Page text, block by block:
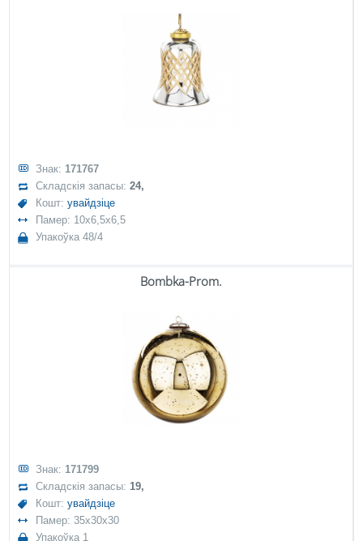
Знак: 171767
Складскія запасы:24,
Кошт:увайдзіце
Памер: 10x6,5x6,5
Упакоўка 48/4
Bombka-Prom.
Знак: 171799
Складскія запасы:19,
Кошт:увайдзіце
Памер: 35x30x30
Упакоўка 1